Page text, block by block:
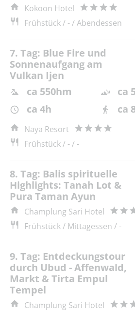
Kokoon Hotel
Frühstück / - / Abendessen
7. Tag: Blue Fire und
Sonnenaufgang am
Vulkan Ijen
ca 550hm
ca
ca 4h
ca
Naya Resort
Frühstück / - / -
8. Tag: Balis spirituelle
Highlights: Tanah Lot &
Pura Taman Ayun
Champlung Sari Hotel
Frühstück / Mittagessen / -
9. Tag: Entdeckungstour
durch Ubud - Affenwald,
Markt & Tirta Empul
Tempel
Champlung Sari Hotel